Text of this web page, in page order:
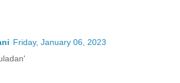
Friday, January 06, 2023